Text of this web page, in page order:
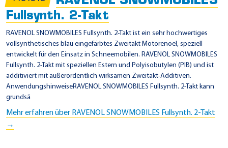
a
t
z
g
e
b
i
t
Fullsynth. 2-Takt
RAVENOL SNOWMOBILES Fullsynth. 2-Takt ist ein sehr hochwertiges
vollsynthetisches blau eingefärbtes Zweitakt Motorenoel, speziell
entwickelt für den Einsatz in Schneemobilen. RAVENOL SNOWMOBILES
Fullsynth. 2-Takt mit speziellen Estern und Polyisobutylen (PIB) und ist
additiviert mit außerordentlich wirksamen Zweitakt-Additiven.
AnwendungshinweiseRAVENOL SNOWMOBILES Fullsynth. 2-Takt kann
grundsä
Mehr erfahren über RAVENOL SNOWMOBILES Fullsynth. 2-Takt
→